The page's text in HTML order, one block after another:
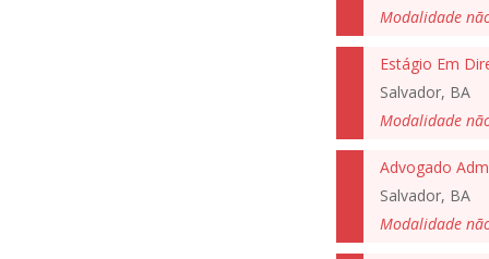
Modalidade
Estágio Em
Salvador, BA
Modalidade
Advogado
Salvador, BA
Modalidade